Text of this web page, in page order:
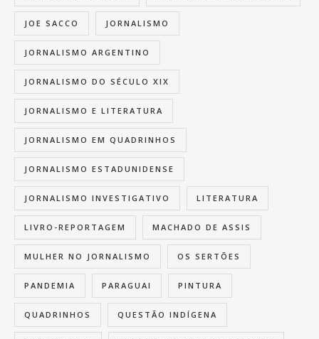
JOE SACCO JORNALISMO
JORNALISMO ARGENTINO
JORNALISMO DO SÉCULO XIX
JORNALISMO E LITERATURA
JORNALISMO EM QUADRINHOS
JORNALISMO ESTADUNIDENSE
JORNALISMO INVESTIGATIVO LITERATURA
LIVRO-REPORTAGEM MACHADO DE ASSIS
MULHER NO JORNALISMO OS SERTÕES
PANDEMIA PARAGUAI PINTURA
QUADRINHOS QUESTÃO INDÍGENA